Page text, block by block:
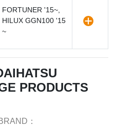
FORTUNER '15~,
HILUX GGN100 '15
~
PRODUCTS
BRAND：